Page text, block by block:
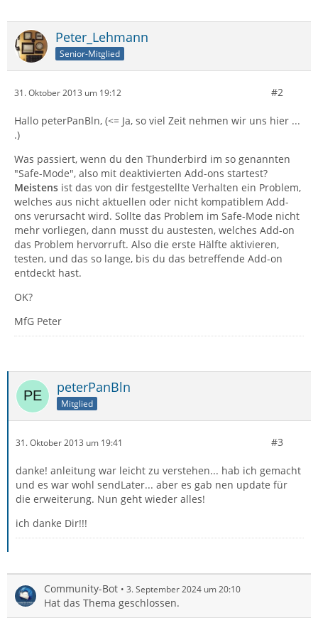
Peter_Lehmann
Senior-Mitglied
31. Oktober 2013 um 19:12 #2
Hallo peterPanBln, (<= Ja, so viel Zeit nehmen wir uns hier ...
.)
Was passiert, wenn du den Thunderbird im so genannten
"Safe-Mode", also mit deaktivierten Add-ons startest?
Meistens ist das von dir festgestellte Verhalten ein Problem,
welches aus nicht aktuellen oder nicht kompatiblem Add-
ons verursacht wird. Sollte das Problem im Safe-Mode nicht
mehr vorliegen, dann musst du austesten, welches Add-on
das Problem hervorruft. Also die erste Hälfte aktivieren,
testen, und das so lange, bis du das betreffende Add-on
entdeckt hast.
OK?
MfG Peter
peterPanBln
Mitglied
31. Oktober 2013 um 19:41 #3
danke! anleitung war leicht zu verstehen... hab ich gemacht
und es war wohl sendLater... aber es gab nen update für
die erweiterung. Nun geht wieder alles!
ich danke Dir!!!
Community-Bot 3. September 2024 um 20:10
Hat das Thema geschlossen.